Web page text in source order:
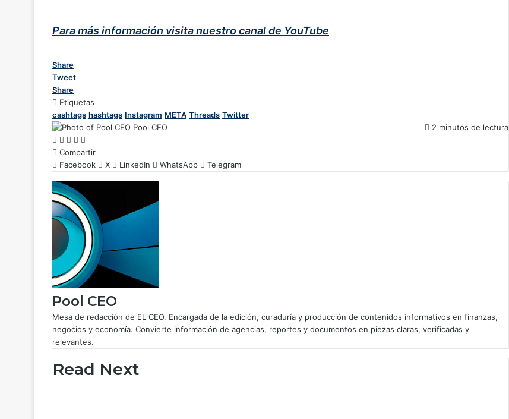
Para más información visita nuestro canal de YouTube
Share
Tweet
Share
Etiquetas
cashtags hashtags Instagram META Threads Twitter
Pool CEO
2 minutos de lectura
F
a
c
b
o
o
k
X L
i
n
e
d
I
n
W
h
a
A
p
p
e
l
r
a
m
Compartir
Facebook
X LinkedIn WhatsApp Telegram
Pool CEO
Mesa de redacción de EL CEO. Encargada de la edición, curaduría y producción de contenidos informativos en finanzas,
negocios y economía. Convierte información de agencias, reportes y documentos en piezas claras, verificadas y
relevantes.
Read Next